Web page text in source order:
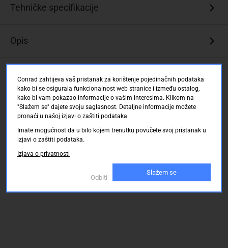
Tehničke specifikacije
Opis
Conrad zahtijeva vaš pristanak za korištenje pojedinačnih podataka
kako bi se osigurala funkcionalnost web stranice i između ostalog,
kako bi vam pokazao informacije o vašim interesima. Klikom na
"Slažem se" dajete svoju saglasnost. Detaljne informacije možete
pronaći u našoj izjavi o zaštiti podataka.
Imate mogućnost da u bilo kojem trenutku povučete svoj pristanak u
izjavi o zaštiti podataka.
Izjava o privatnosti
Odbiti
Slažem se